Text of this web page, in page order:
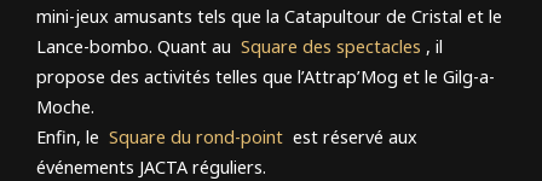
mini-jeux amusants tels que la Catapultour de Cristal et le
Lance-bombo. Quant au Square des spectacles , il
propose des activités telles que l’Attrap’Mog et le Gilg-a-
Moche.
Enfin, le Square du rond-point est réservé aux
événements JACTA réguliers.